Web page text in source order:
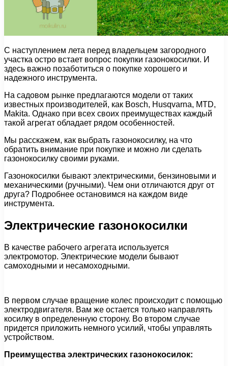
С наступлением лета перед владельцем загородного
участка остро встает вопрос покупки газонокосилки. И
здесь важно позаботиться о покупке хорошего и
надежного инструмента.
На садовом рынке предлагаются модели от таких
известных производителей, как Bosch, Husqvarna, MTD,
Makita. Однако при всех своих преимуществах каждый
такой агрегат обладает рядом особенностей.
Мы расскажем, как выбрать газонокосилку, на что
обратить внимание при покупке и можно ли сделать
газонокосилку своими руками.
Газонокосилки бывают электрическими, бензиновыми и
механическими (ручными). Чем они отличаются друг от
друга? Подробнее остановимся на каждом виде
инструмента.
Электрические газонокосилки
В качестве рабочего агрегата используется
электромотор. Электрические модели бывают
самоходными и несамоходными.
В первом случае вращение колес происходит с помощью
электродвигателя. Вам же остается только направлять
косилку в определенную сторону. Во втором случае
придется приложить немного усилий, чтобы управлять
устройством.
Преимущества электрических газонокосилок: